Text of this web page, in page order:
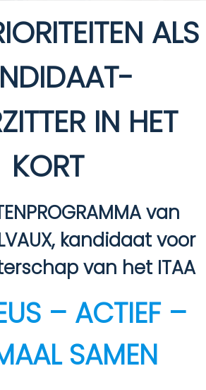
ALS
IN HET
KORT
van
kandidaat voor
van het ITAA
– ACTIEF –
SAMEN